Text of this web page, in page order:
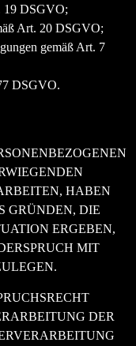
19 DSGVO;
Art. 20 DSGVO;
gemäß Art. 7
DSGVO.
HABEN
GRÜNDEN, DIE
ERGEBEN,
MIT
DER